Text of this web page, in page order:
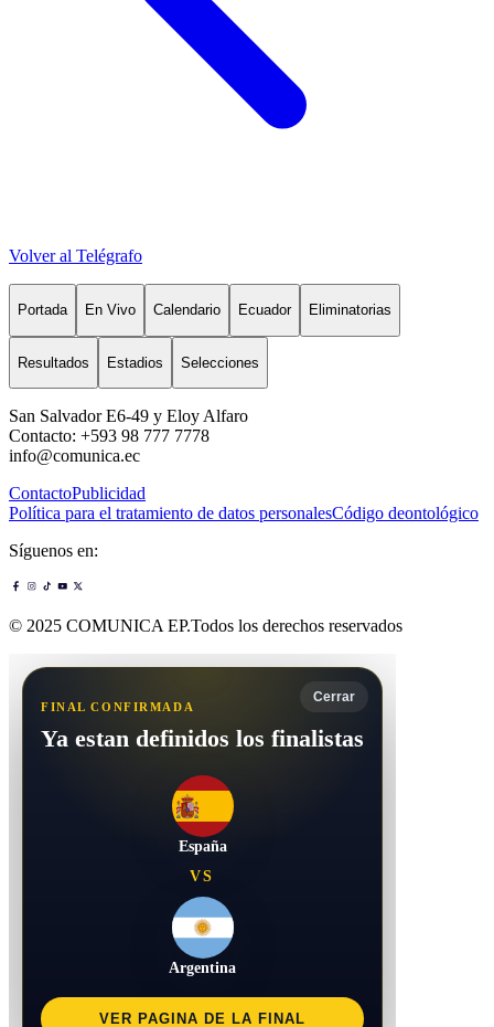
Volver al Telégrafo
Portada En Vivo Calendario Ecuador Eliminatorias
Resultados Estadios Selecciones
San Salvador E6-49 y Eloy Alfaro
Contacto: +593 98 777 7778
info@comunica.ec
ContactoPublicidad
Política para el tratamiento de datos personalesCódigo deontológico
Síguenos en:
© 2025 COMUNICA EP.Todos los derechos reservados
Cerrar
FINAL CONFIRMADA
Ya estan definidos los finalistas
España
VS
Argentina
VER PAGINA DE LA FINAL